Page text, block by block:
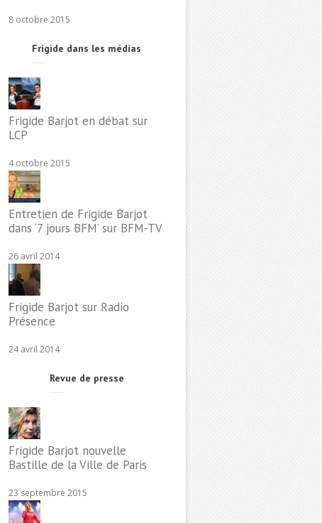
8 octobre 2015
Frigide dans les médias
Frigide Barjot en débat sur
LCP
4 octobre 2015
Entretien de Frigide Barjot
dans ‘7 jours BFM’ sur BFM-TV
26 avril 2014
Frigide Barjot sur Radio
Présence
24 avril 2014
Revue de presse
Frigide Barjot nouvelle
Bastille de la Ville de Paris
23 septembre 2015